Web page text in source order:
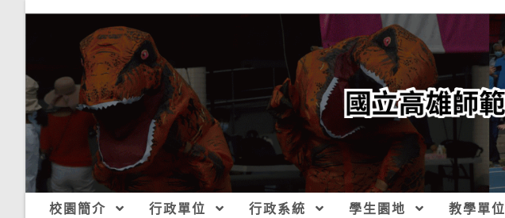
校園簡介 行政單位 行政系統 學生園地 教學單位